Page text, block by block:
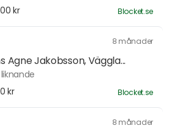
kr
Blocket.se
8 månader
Agne Jakobsson, Väggla...
kr
Blocket.se
8 månader